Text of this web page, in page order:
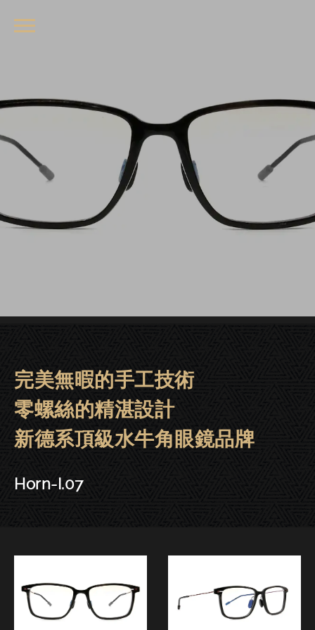
Horn-I牛角眼鏡|大安．晶華．東
完美無暇的手工技術
零螺絲的精湛設計
新德系頂級水牛角眼鏡品牌
Horn-I.07